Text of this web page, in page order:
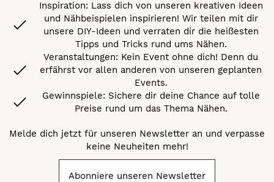
Inspiration: Lass dich von unseren kreativen Ideen
und Nähbeispielen inspirieren! Wir teilen mit dir
unsere DIY-Ideen und verraten dir die heißesten
Tipps und Tricks rund ums Nähen.
Veranstaltungen: Kein Event ohne dich! Denn du
erfährst vor allen anderen von unseren geplanten
Events.
Gewinnspiele: Sichere dir deine Chance auf tolle
Preise rund um das Thema Nähen.
Melde dich jetzt für unseren Newsletter an und verpasse
keine Neuheiten mehr!
Abonniere unseren Newsletter